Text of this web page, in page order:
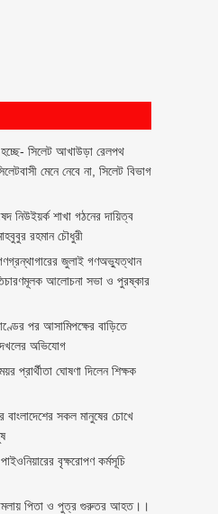
হচ্ছে- সিলেট আখাউড়া রেলপথ
মেনে নেবে না, সিলেট বিভাগ
নিউইয়র্ক শাখা গঠনের দায়িত্ব
রহমান চৌধুরী
জুলাই গণঅভ্যুত্থান
আলোচনা সভা ও পুরষ্কার
পর আসামিপক্ষের বাড়িতে
অভিযোগ
প্রার্থীতা ঘোষণা দিলেন শিক্ষক
সকল মানুষের চোখে
বৃক্ষরোপণ কর্মসূচি
হামলায় পিতা ও পুত্র গুরুতর আহত।।